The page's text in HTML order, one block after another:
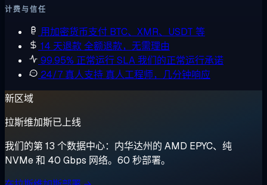
计费与信任
用加密货币支付 BTC、XMR、USDT 等
14 天退款全额退款，无需理由
99.95% 正常运行 SLA我们的正常运行承诺
24/7 真人支持 真人工程师，几分钟响应
新区域
拉斯维加斯已上线
我们的第 13 个数据中心：内华达州的 AMD EPYC、纯
NVMe 和 40 Gbps 网络。60 秒部署。